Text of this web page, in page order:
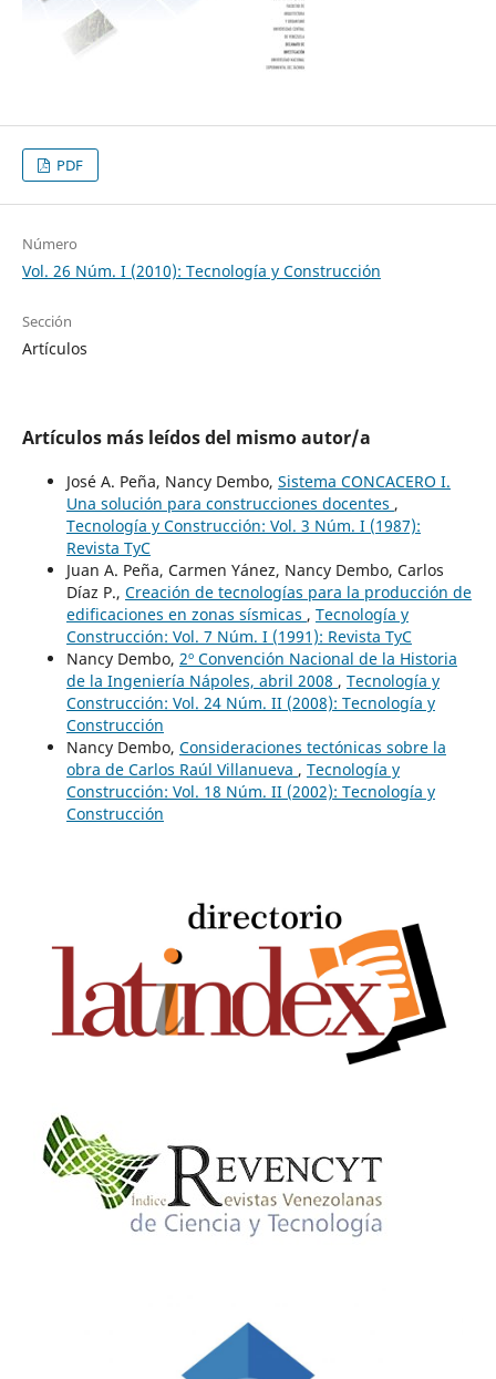
PDF
Número
Vol. 26 Núm. I (2010): Tecnología y Construcción
Sección
Artículos
Artículos más leídos del mismo autor/a
José A. Peña, Nancy Dembo, Sistema CONCACERO I.
Una solución para construcciones docentes ,
Tecnología y Construcción: Vol. 3 Núm. I (1987):
Revista TyC
Juan A. Peña, Carmen Yánez, Nancy Dembo, Carlos
Díaz P., Creación de tecnologías para la producción de
edificaciones en zonas sísmicas , Tecnología y
Construcción: Vol. 7 Núm. I (1991): Revista TyC
Nancy Dembo, 2º Convención Nacional de la Historia
de la Ingeniería Nápoles, abril 2008 , Tecnología y
Construcción: Vol. 24 Núm. II (2008): Tecnología y
Construcción
Nancy Dembo, Consideraciones tectónicas sobre la
obra de Carlos Raúl Villanueva , Tecnología y
Construcción: Vol. 18 Núm. II (2002): Tecnología y
Construcción